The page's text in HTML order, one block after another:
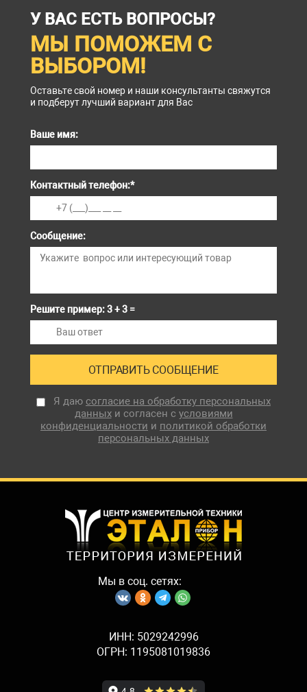
У ВАС ЕСТЬ ВОПРОСЫ?
МЫ ПОМОЖЕМ С
ВЫБОРОМ!
Оставьте свой номер и наши консультанты свяжутся
и подберут лучший вариант для Вас
Ваше имя:
Контактный телефон:*
Сообщение:
Решите пример: 3 + 3 =
Я даю согласие на обработку персональных
данныхи согласен с условиями
конфиденциальности и политикой обработки
персональных данных
Мы в соц. сетях:
ИНН: 5029242996
ОГРН: 1195081019836